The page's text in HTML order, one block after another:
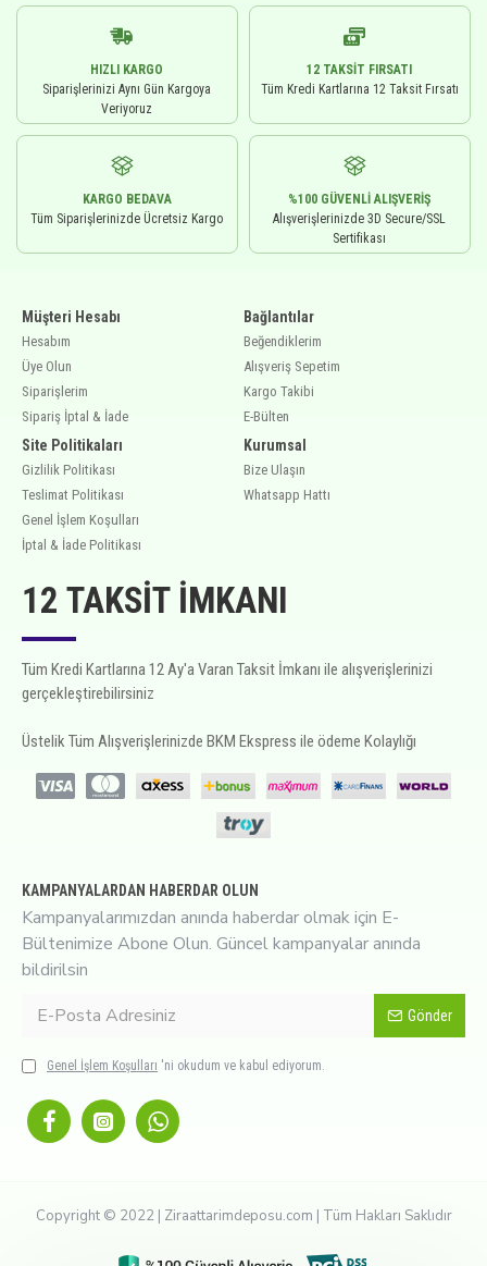
HIZLI KARGO
Siparişlerinizi Aynı Gün Kargoya
Veriyoruz
12 TAKSIT FIRSATI
Tüm Kredi Kartlarına 12 Taksit Fırsatı
KARGO BEDAVA
Tüm Siparişlerinizde Ücretsiz Kargo
%100 GÜVENLI ALIŞVERIŞ
Alışverişlerinizde 3D Secure/SSL
Sertifikası
Müşteri Hesabı
Hesabım
Üye Olun
Siparişlerim
Sipariş İptal & İade
Site Politikaları
Gizlilik Politikası
Teslimat Politikası
Genel İşlem Koşulları
İptal & İade Politikası
Bağlantılar
Beğendiklerim
Alışveriş Sepetim
Kargo Takibi
E-Bülten
Kurumsal
Bize Ulaşın
Whatsapp Hattı
12 TAKSIT İMKANI
Tüm Kredi Kartlarına 12 Ay'a Varan Taksit İmkanı ile alışverişlerinizi
gerçekleştirebilirsiniz
Üstelik Tüm Alışverişlerinizde BKM Ekspress ile ödeme Kolaylığı
KAMPANYALARDAN HABERDAR OLUN
Kampanyalarımızdan anında haberdar olmak için E-
Bültenimize Abone Olun. Güncel kampanyalar anında
bildirilsin
Gönder
Genel İşlem Koşulları 'ni okudum ve kabul ediyorum.
Copyright © 2022 | Ziraattarimdeposu.com | Tüm Hakları Saklıdır